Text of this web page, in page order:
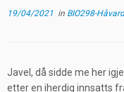
19/04/2021 in BIO298-
Javel, då sidde me her
etter en iherdig innsatts